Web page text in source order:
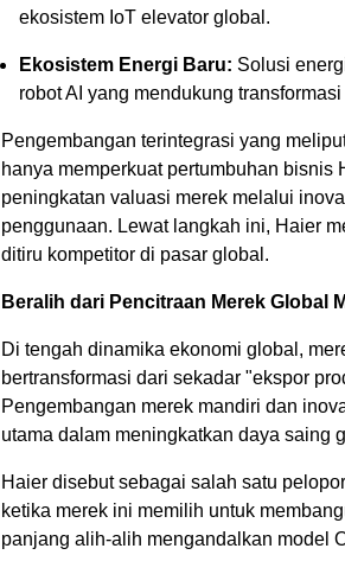
ekosistem IoT elevator global.
Ekosistem Energi Baru: Solusi
robot AI yang mendukung
Pengembangan terintegrasi yang
hanya memperkuat pertumbuhan bisnis
peningkatan valuasi merek melalui
penggunaan. Lewat langkah ini, Haier
ditiru kompetitor di pasar global.
Beralih dari Pencitraan Merek Global
Di tengah dinamika ekonomi global,
bertransformasi dari sekadar "ekspor
Pengembangan merek mandiri dan
utama dalam meningkatkan daya saing
Haier disebut sebagai salah satu
ketika merek ini memilih untuk
panjang alih-alih mengandalkan model